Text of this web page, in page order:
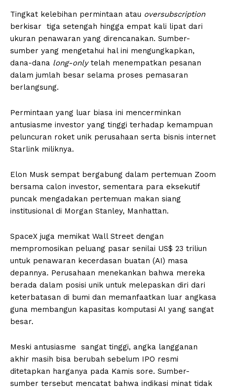
Tingkat kelebihan permintaan atau oversubscription
berkisar tiga setengah hingga empat kali lipat dari
ukuran penawaran yang direncanakan. Sumber-
sumber yang mengetahui hal ini mengungkapkan,
dana-dana long-onlytelah menempatkan pesanan
dalam jumlah besar selama proses pemasaran
berlangsung.
Permintaan yang luar biasa ini mencerminkan
antusiasme investor yang tinggi terhadap kemampuan
peluncuran roket unik perusahaan serta bisnis internet
Starlink miliknya.
Elon Musk sempat bergabung dalam pertemuan Zoom
bersama calon investor, sementara para eksekutif
puncak mengadakan pertemuan makan siang
institusional di Morgan Stanley, Manhattan.
SpaceX juga memikat Wall Street dengan
mempromosikan peluang pasar senilai US$ 23 triliun
untuk penawaran kecerdasan buatan (AI) masa
depannya. Perusahaan menekankan bahwa mereka
berada dalam posisi unik untuk melepaskan diri dari
keterbatasan di bumi dan memanfaatkan luar angkasa
guna membangun kapasitas komputasi AI yang sangat
besar.
Meski antusiasme sangat tinggi, angka langganan
akhir masih bisa berubah sebelum IPO resmi
ditetapkan harganya pada Kamis sore. Sumber-
sumber tersebut mencatat bahwa indikasi minat tidak